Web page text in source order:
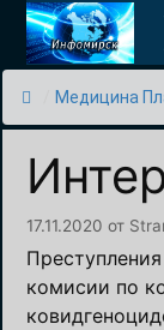
Перейти
содержимому
Медицина
17.11.2020 от
комисии по